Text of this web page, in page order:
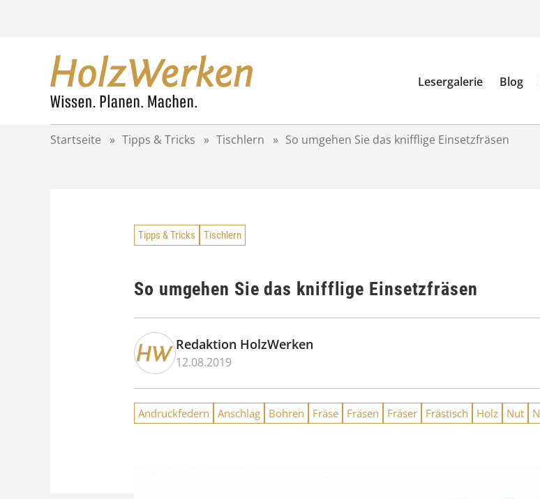
Lesergalerie Blog
Startseite » Tipps & Tricks » Tischlern » So umgehen Sie das knifflige Einsetzfräsen
Tipps & Tricks Tischlern
So umgehen Sie das knifflige Einsetzfräsen
Redaktion HolzWerken
12.08.2019
Andruckfedern Anschlag Bohren Fräse Fräsen Fräser Frästisch Holz Nut